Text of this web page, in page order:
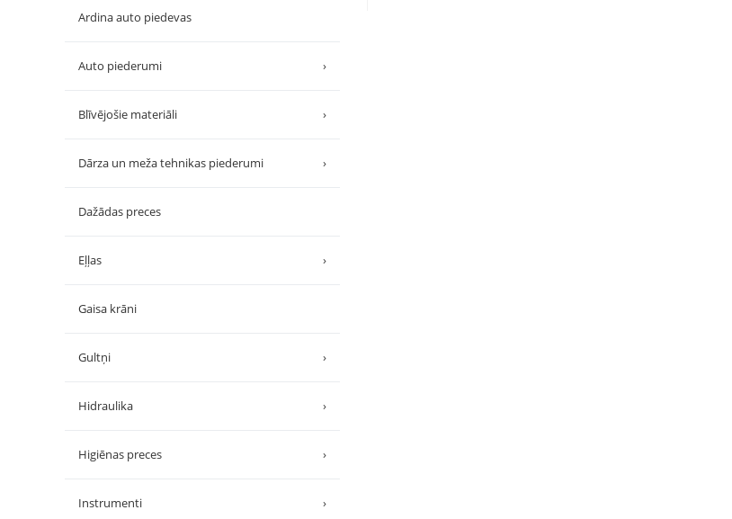
Ardina auto piedevas
Auto piederumi ›
Blīvējošie materiāli ›
Dārza un meža tehnikas piederumi ›
Dažādas preces
Eļļas ›
Gaisa krāni
Gultņi ›
Hidraulika ›
Higiēnas preces ›
Instrumenti ›